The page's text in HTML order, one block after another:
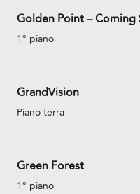
Golden Point – Coming
1° piano
GrandVision
Piano terra
Green Forest
1° piano